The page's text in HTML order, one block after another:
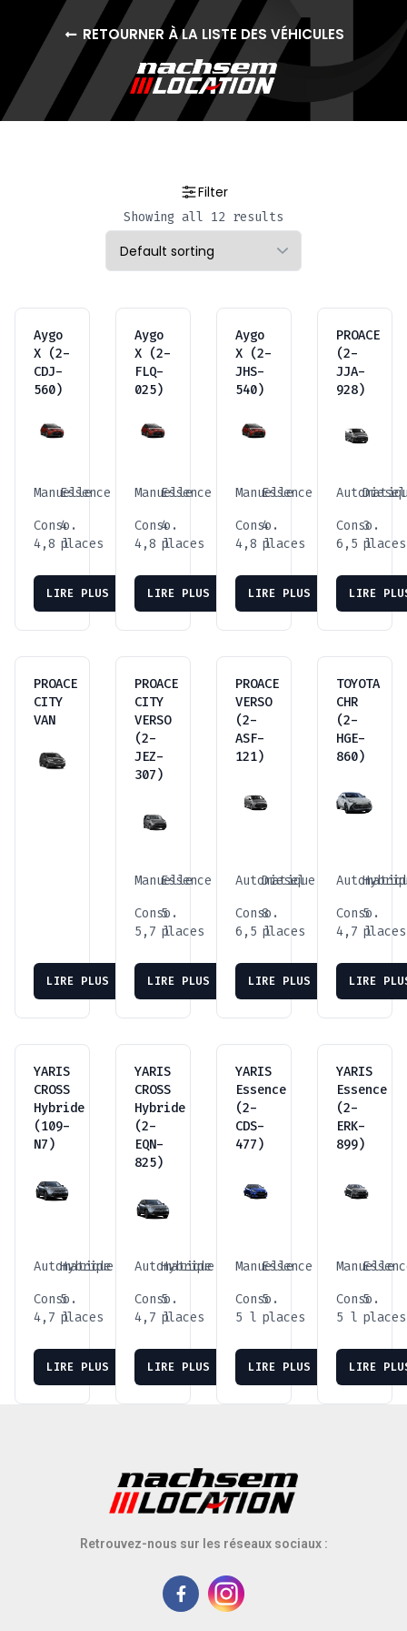
RETOURNER À LA LISTE DES VÉHICULES
Filter
Showing all 12 results
Aygo
X (2-
CDJ-
560)
Manuelle
Essence
Conso.
4,8 l
4
places
LIRE PLUS
Aygo
X (2-
FLQ-
025)
Manuelle
Essence
Conso.
4,8 l
4
places
LIRE PLUS
Aygo
X (2-
JHS-
540)
Manuelle
Essence
Conso.
4,8 l
4
places
LIRE PLUS
PROACE
(2-
JJA-
928)
Diesel
Conso.
6,5 l
3
places
LIRE
PROACE
CITY
VAN
LIRE PLUS
PROACE
CITY
VERSO
(2-
JEZ-
307)
Manuelle
Essence
Conso.
5,7 l
5
places
LIRE PLUS
PROACE
VERSO
(2-
ASF-
121)
Automatique
Diesel
Conso.
6,5 l
8
places
LIRE PLUS
TOYOTA
CHR
(2-
HGE-
860)
Conso.
4,7 l
5
places
LIRE
YARIS
CROSS
Hybride
(109-
N7)
Automatique
Hybride
Conso.
4,7 l
5
places
LIRE PLUS
YARIS
CROSS
Hybride
(2-
EQN-
825)
Automatique
Hybride
Conso.
4,7 l
5
places
LIRE PLUS
YARIS
Essence
(2-
CDS-
477)
Manuelle
Essence
Conso.
5 l
5
places
LIRE PLUS
YARIS
Essence
(2-
ERK-
899)
Manuelle
Conso.
5 l
5
places
LIRE
Retrouvez-nous sur les réseaux sociaux :